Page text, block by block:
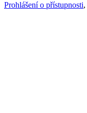
Prohlášení o přístupnosti,